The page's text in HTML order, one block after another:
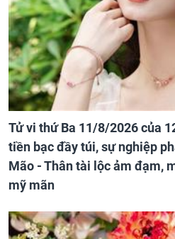
Tử vi thứ Ba 11/8/2026 của
tiền bạc đầy túi, sự nghiệp
Mão - Thân tài lộc ảm đạm,
mỹ mãn